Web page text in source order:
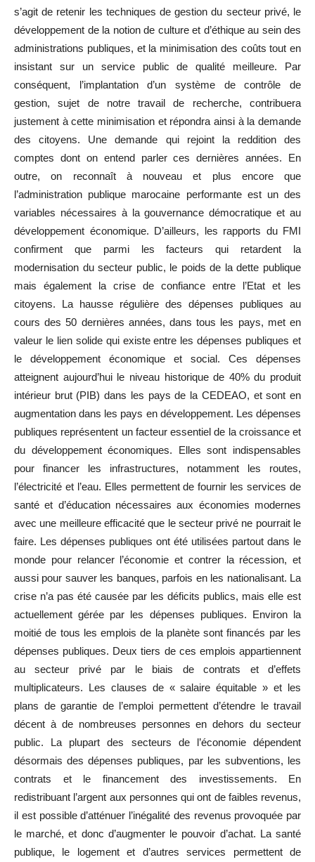
s’agit de retenir les techniques de gestion du secteur privé, le
développement de la notion de culture et d’éthique au sein des
administrations publiques, et la minimisation des coûts tout en
insistant sur un service public de qualité meilleure. Par
conséquent, l’implantation d’un système de contrôle de
gestion, sujet de notre travail de recherche, contribuera
justement à cette minimisation et répondra ainsi à la demande
des citoyens. Une demande qui rejoint la reddition des
comptes dont on entend parler ces dernières années. En
outre, on reconnaît à nouveau et plus encore que
l’administration publique marocaine performante est un des
variables nécessaires à la gouvernance démocratique et au
développement économique. D’ailleurs, les rapports du FMI
confirment que parmi les facteurs qui retardent la
modernisation du secteur public, le poids de la dette publique
mais également la crise de confiance entre l’Etat et les
citoyens. La hausse régulière des dépenses publiques au
cours des 50 dernières années, dans tous les pays, met en
valeur le lien solide qui existe entre les dépenses publiques et
le développement économique et social. Ces dépenses
atteignent aujourd’hui le niveau historique de 40% du produit
intérieur brut (PIB) dans les pays de la CEDEAO, et sont en
augmentation dans les pays en développement. Les dépenses
publiques représentent un facteur essentiel de la croissance et
du développement économiques. Elles sont indispensables
pour financer les infrastructures, notamment les routes,
l’électricité et l’eau. Elles permettent de fournir les services de
santé et d’éducation nécessaires aux économies modernes
avec une meilleure efficacité que le secteur privé ne pourrait le
faire. Les dépenses publiques ont été utilisées partout dans le
monde pour relancer l’économie et contrer la récession, et
aussi pour sauver les banques, parfois en les nationalisant. La
crise n’a pas été causée par les déficits publics, mais elle est
actuellement gérée par les dépenses publiques. Environ la
moitié de tous les emplois de la planète sont financés par les
dépenses publiques. Deux tiers de ces emplois appartiennent
au secteur privé par le biais de contrats et d’effets
multiplicateurs. Les clauses de « salaire équitable » et les
plans de garantie de l’emploi permettent d’étendre le travail
décent à de nombreuses personnes en dehors du secteur
public. La plupart des secteurs de l’économie dépendent
désormais des dépenses publiques, par les subventions, les
contrats et le financement des investissements. En
redistribuant l’argent aux personnes qui ont de faibles revenus,
il est possible d’atténuer l’inégalité des revenus provoquée par
le marché, et donc d’augmenter le pouvoir d’achat. La santé
publique, le logement et d’autres services permettent de